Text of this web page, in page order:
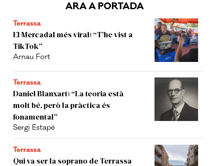
ARA A PORTADA
Terrassa
El Mercadal més viral: “T’he vist a
TikTok”
Arnau Fort
Terrassa
Daniel Blanxart: “La teoria està
molt bé, però la pràctica és
fonamental”
Sergi Estapé
Terrassa
Qui va ser la soprano de Terrassa